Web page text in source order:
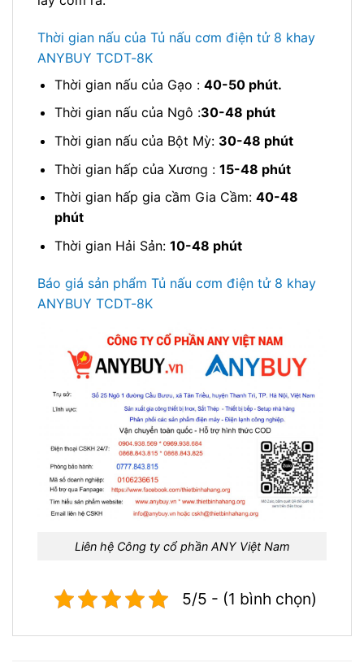
Thời gian nấu của Tủ nấu cơm điện tử 8 khay
ANYBUY TCDT-8K
Thời gian nấu của Gạo : 40-50 phút.
Thời gian nấu của Ngô :30-48 phút
Thời gian nấu của Bột Mỳ: 30-48 phút
Thời gian hấp của Xương : 15-48 phút
Thời gian hấp gia cầm Gia Cầm: 40-48
phút
Thời gian Hải Sản: 10-48 phút
Báo giá sản phẩm Tủ nấu cơm điện tử 8 khay
ANYBUY TCDT-8K
Liên hệ Công ty cổ phần ANY Việt Nam
5/5 - (1 bình chọn)